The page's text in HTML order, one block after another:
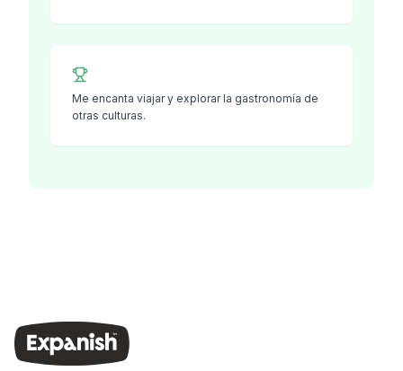
Me encanta viajar y explorar la gastronomía de
otras culturas.